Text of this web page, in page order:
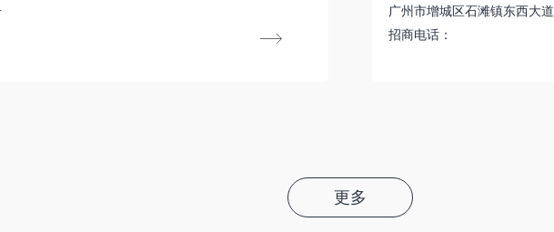
广州市增城区石滩镇东西大
招商电话：
更多